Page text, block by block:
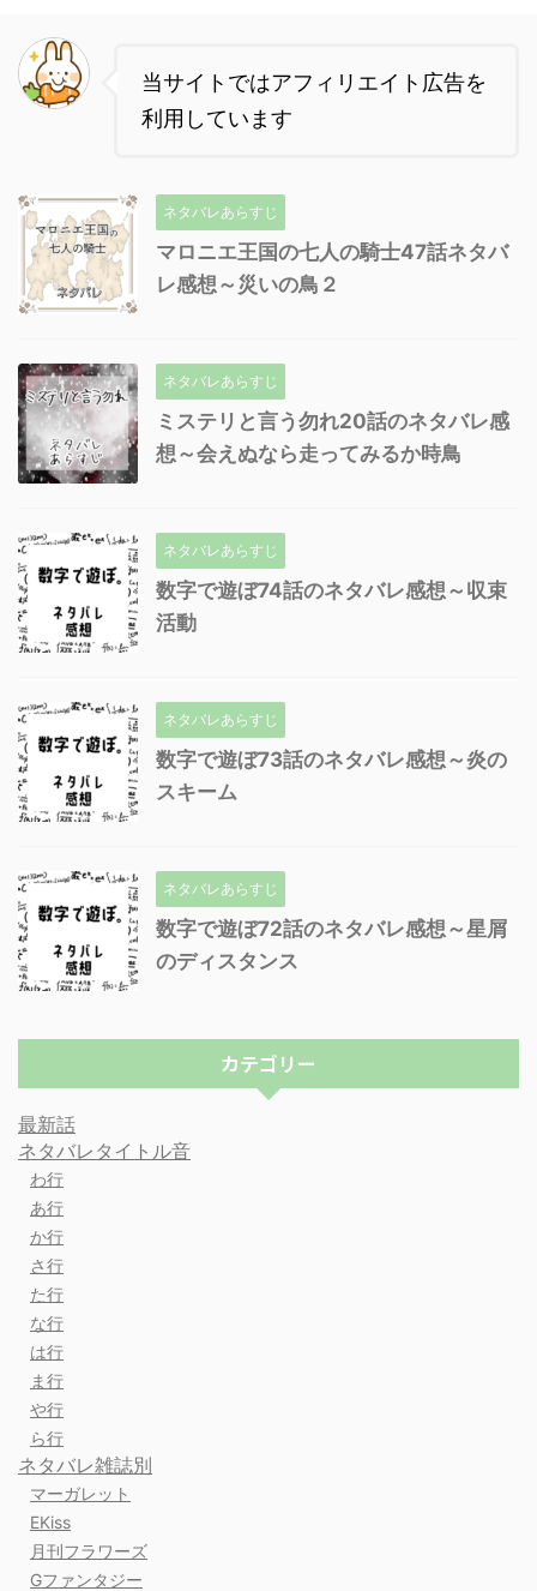
当サイトではアフィリエイト広告を
利用しています
ネタバレあらすじ
マロニエ王国の七人の騎士47話ネタバ
レ感想～災いの鳥２
ネタバレあらすじ
ミステリと言う勿れ20話のネタバレ感
想～会えぬなら走ってみるか時鳥
ネタバレあらすじ
数字で遊ぼ74話のネタバレ感想～収束
活動
ネタバレあらすじ
数字で遊ぼ73話のネタバレ感想～炎の
スキーム
ネタバレあらすじ
数字で遊ぼ72話のネタバレ感想～星屑
のディスタンス
カテゴリー
最新話
ネタバレタイトル音
わ行
あ行
か行
さ行
た行
な行
は行
ま行
や行
ら行
ネタバレ雑誌別
マーガレット
EKiss
月刊フラワーズ
Gファンタジー